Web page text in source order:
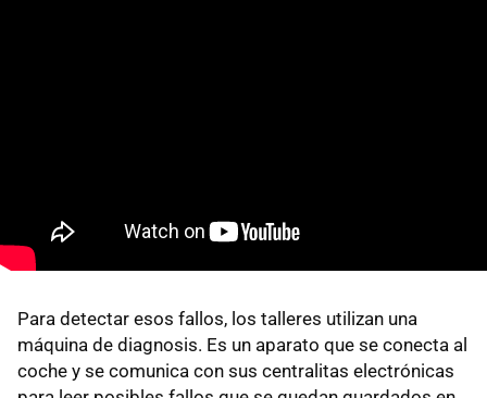
Para detectar esos fallos, los talleres utilizan una
máquina de diagnosis. Es un aparato que se conecta al
coche y se comunica con sus centralitas electrónicas